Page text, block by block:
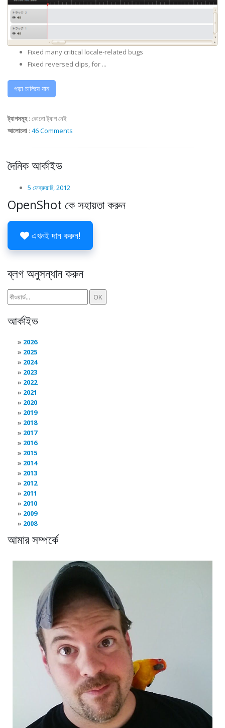
Fixed many critical locale-related bugs
Fixed reversed clips, for ...
পড়া চালিয়ে যান
ট্যাগসমূহ: কোনো ট্যাগ নেই
আলোচনা : 46 Comments
দৈনিক আর্কাইভ
5 ফেব্রুয়ারি, 2012
OpenShot কে সহায়তা করুন
এখনই দান করুন!
ব্লগ অনুসন্ধান করুন
আর্কাইভ
2026
2025
2024
2023
2022
2021
2020
2019
2018
2017
2016
2015
2014
2013
2012
2011
2010
2009
2008
আমার সম্পর্কে